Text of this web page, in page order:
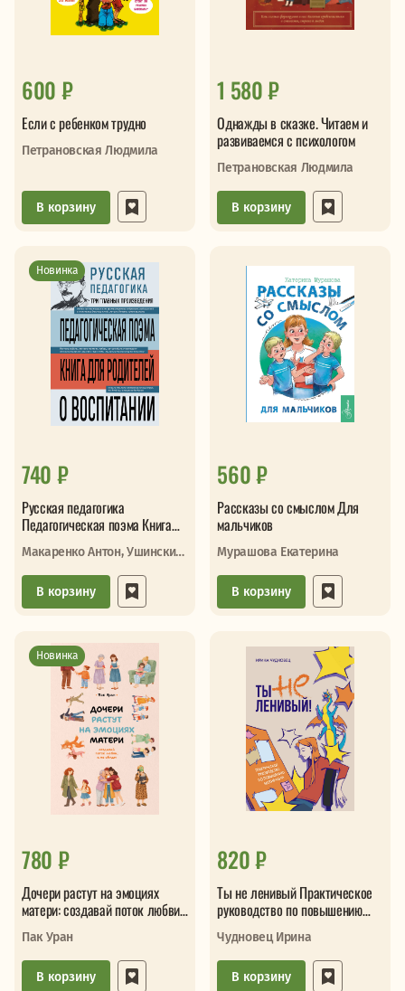
600 ₽
Если с ребенком трудно
Петрановская Людмила
В корзину
1 580 ₽
Однажды в сказке. Читаем и
развиваемся с психологом
Петрановская Людмила
В корзину
Новинка
740 ₽
Русская педагогика
Педагогическая поэма Книга
для родителей
Макаренко Антон, Ушинский
В корзину
560 ₽
Рассказы со смыслом Для
мальчиков
Мурашова Екатерина
В корзину
Новинка
780 ₽
Дочери растут на эмоциях
матери: создавай поток любви,
а не обиды
Пак Уран
В корзину
820 ₽
Ты не ленивый Практическое
руководство по повышению
мотивации
Чудновец Ирина
В корзину